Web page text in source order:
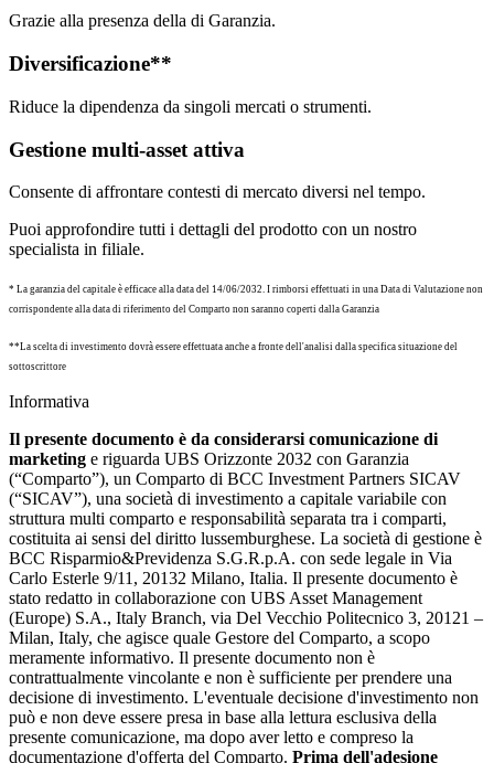
Grazie alla presenza della di Garanzia.
Diversificazione**
Riduce la dipendenza da singoli mercati o strumenti.
Gestione multi-asset attiva
Consente di affrontare contesti di mercato diversi nel tempo.
Puoi approfondire tutti i dettagli del prodotto con un nostro
specialista in filiale.
* La garanzia del capitale è efficace alla data del 14/06/2032. I rimborsi effettuati in una Data di Valutazione non
corrispondente alla data di riferimento del Comparto non saranno coperti dalla Garanzia
**La scelta di investimento dovrà essere effettuata anche a fronte dell'analisi dalla specifica situazione del
sottoscrittore
Informativa
Il presente documento è da considerarsi comunicazione di
marketing e riguarda UBS Orizzonte 2032 con Garanzia
(“Comparto”), un Comparto di BCC Investment Partners SICAV
(“SICAV”), una società di investimento a capitale variabile con
struttura multi comparto e responsabilità separata tra i comparti,
costituita ai sensi del diritto lussemburghese. La società di gestione è
BCC Risparmio&Previdenza S.G.R.p.A. con sede legale in Via
Carlo Esterle 9/11, 20132 Milano, Italia. Il presente documento è
stato redatto in collaborazione con UBS Asset Management
(Europe) S.A., Italy Branch, via Del Vecchio Politecnico 3, 20121 –
Milan, Italy, che agisce quale Gestore del Comparto, a scopo
meramente informativo. Il presente documento non è
contrattualmente vincolante e non è sufficiente per prendere una
decisione di investimento. L'eventuale decisione d'investimento non
può e non deve essere presa in base alla lettura esclusiva della
presente comunicazione, ma dopo aver letto e compreso la
documentazione d'offerta del Comparto. Prima dell'adesione